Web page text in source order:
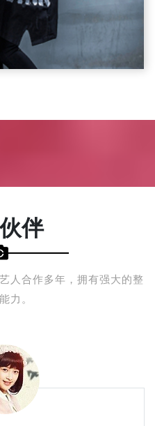
伴
人合作多年，拥有强大的整
力。